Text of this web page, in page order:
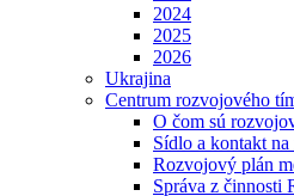
2024
2025
2026
Ukrajina
Centrum rozvojového
O čom sú
Sídlo a kontakt
Rozvojový plán
Správa z činnosti